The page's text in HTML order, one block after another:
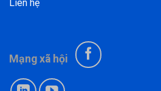
Liên hệ
Mạng xã hội